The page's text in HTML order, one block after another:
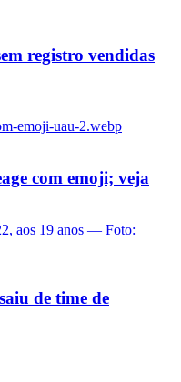
registro vendidas
com emoji; veja
de time de